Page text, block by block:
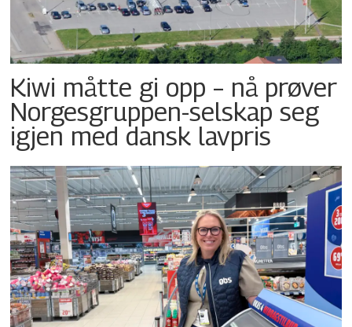
Kiwi måtte gi opp – nå prøver
Norgesgruppen-selskap seg
igjen med dansk lavpris